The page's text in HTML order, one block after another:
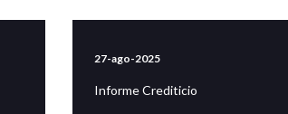
27-ago-2025
Informe Crediticio